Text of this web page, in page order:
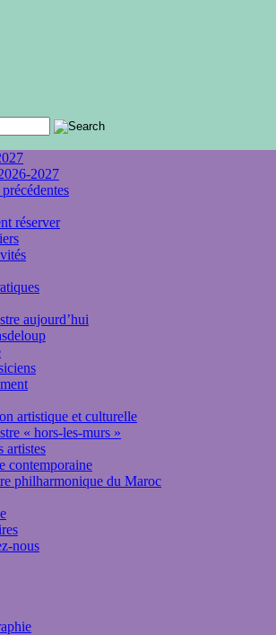
2027
réserver
aujourd’hui
artistique et culturelle
« hors-les-murs »
artistes
contemporaine
philharmonique du Maroc
nous